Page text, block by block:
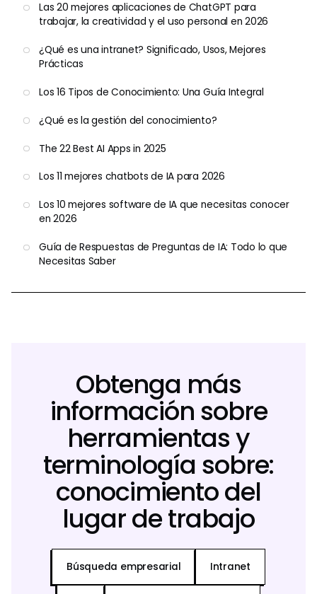
Las 20 mejores aplicaciones de ChatGPT para
trabajar, la creatividad y el uso personal en 2026
¿Qué es una intranet? Significado, Usos, Mejores
Prácticas
Los 16 Tipos de Conocimiento: Una Guía Integral
¿Qué es la gestión del conocimiento?
The 22 Best AI Apps in 2025
Los 11 mejores chatbots de IA para 2026
Los 10 mejores software de IA que necesitas conocer
en 2026
Guía de Respuestas de Preguntas de IA: Todo lo que
Necesitas Saber
Obtenga más
información sobre
herramientas y
terminología sobre:
conocimiento del
lugar de trabajo
Búsqueda empresarial Intranet